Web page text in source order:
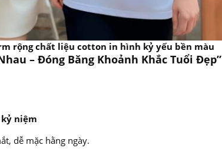
rộng chất liệu cotton in hình kỷ yếu bền màu
– Đóng Băng Khoảnh Khắc Tuổi Đẹp”
kỷ niệm
dễ mặc hằng ngày.